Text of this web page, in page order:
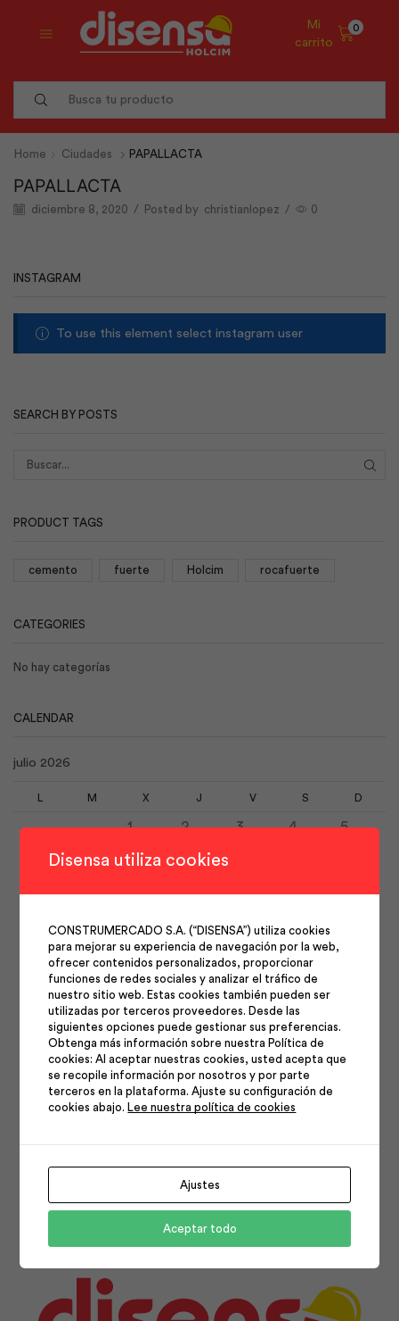
Mi
carrito
0
Home Ciudades PAPALLACTA
PAPALLACTA
diciembre 8, 2020 / Posted by christianlopez / 0
INSTAGRAM
To use this element select instagram user
SEARCH BY POSTS
PRODUCT TAGS
cemento fuerte Holcim rocafuerte
CATEGORIES
No hay categorías
CALENDAR
julio 2026
M X J V S D
1 2 3 4
5
7 8 9
28 29 30 31
Síguenos en nuestras
redes
Facebook
Disensa utiliza cookies
CONSTRUMERCADO S.A. (“DISENSA”) utiliza cookies
para mejorar su experiencia de navegación por la web,
ofrecer contenidos personalizados, proporcionar
funciones de redes sociales y analizar el tráfico de
nuestro sitio web. Estas cookies también pueden ser
utilizadas por terceros proveedores. Desde las
siguientes opciones puede gestionar sus preferencias.
Obtenga más información sobre nuestra Política de
cookies: Al aceptar nuestras cookies, usted acepta que
se recopile información por nosotros y por parte
terceros en la plataforma. Ajuste su configuración de
cookies abajo. Lee nuestra política de cookies
Ajustes
Aceptar todo